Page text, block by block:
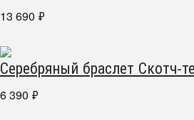
13 690 ₽
Серебряный браслет Скотч-
6 390 ₽